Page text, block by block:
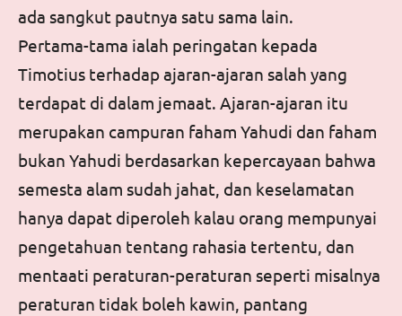
ada sangkut pautnya satu sama lain.
Pertama-tama ialah peringatan kepada
Timotius terhadap ajaran-ajaran salah yang
terdapat di dalam jemaat. Ajaran-ajaran itu
merupakan campuran faham Yahudi dan faham
bukan Yahudi berdasarkan kepercayaan bahwa
semesta alam sudah jahat, dan keselamatan
hanya dapat diperoleh kalau orang mempunyai
pengetahuan tentang rahasia tertentu, dan
mentaati peraturan-peraturan seperti misalnya
peraturan tidak boleh kawin, pantang